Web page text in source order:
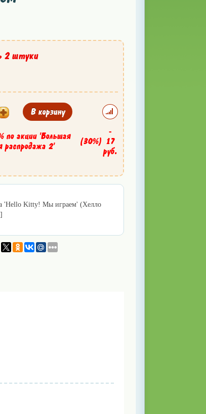
2 штуки
В корзину
по акции 'Большая
распродажа 2'
(30%)
-
17
руб.
'Hello Kitty! Мы играем' (Хелло